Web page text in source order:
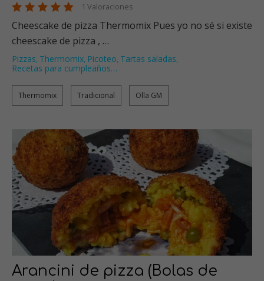
1 Valoraciones
Cheescake de pizza Thermomix Pues yo no sé si existe
cheescake de pizza , …
Pizzas, Thermomix, Picoteo, Tartas saladas,
Recetas para cumpleaños…
Thermomix Tradicional Olla GM
Arancini de pizza (Bolas de